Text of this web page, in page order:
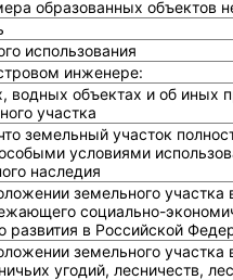
образованных объектов
использования
инженере:
водных объектах и об иных
участка
земельный участок
условиями
наследия
земельного
социально-
развития в Российской
земельного
угодий, лесничеств,